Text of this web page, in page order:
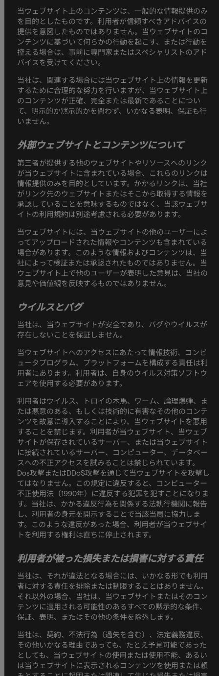
当ウェブサイト上のコンテンツは、一般的な情報提供のみ
を目的としたものです。利用者が信頼すべきアドバイスの
提供を意図したものではありません。当ウェブサイトのコ
ンテンツに基づいて何らかの行動を起こす、または行動を
控える場合は、事前に専門家またはスペシャリストのアド
バイスを受けてください。
当社は、関連する場合には当ウェブサイト上の情報を更新
するために合理的な努力を行いますが、当ウェブサイト上
のコンテンツが正確、完全または最新であることについ
て、明示的か黙示的かを問わず、いかなる表明、保証も行
いません。
外部ウェブサイトとコンテンツについて
第三者が提供する他のウェブサイトやリソースへのリンク
が当ウェブサイトに含まれている場合、これらのリンクは
情報提供のみを目的としています。かかるリンクは、当社
がリンク先のウェブサイトまたはそこから取得する情報を
承認していることを意味するものではなく、当該ウェブサ
イトの利用規約は別途考慮される必要があります。
当ウェブサイトには、当ウェブサイトの他のユーザーによ
ってアップロードされた情報やコンテンツも含まれている
場合があります。このような情報およびコンテンツは、当
社によって検証または承認されたものではありません。当
ウェブサイト上で他のユーザーが表明した意見は、当社の
意見や価値観を反映するものではありません。
ウイルスとバグ
当社は、当ウェブサイトが安全であり、バグやウイルスが
存在しないことを保証しません。
当ウェブサイトへのアクセスにあたって情報技術、コンピ
ュータプログラム、プラットフォームを構成する責任は利
用者にあります。利用者は、自身のウイルス対策ソフトウ
ェアを使用する必要があります。
利用者はウイルス、トロイの木馬、ワーム、論理爆弾、ま
たは悪意のある、もしくは技術的に有害なその他のコンテ
ンツを故意に導入することにより、当ウェブサイトを悪用
することを禁じます。利用者が当ウェブサイト、当ウェブ
サイトが保存されているサーバー、または当ウェブサイト
に接続されているサーバー、コンピューター、データベー
スへの不正アクセスを試みることは禁じられています。
Dos攻撃またはDDoS攻撃を通じて当ウェブサイトを攻撃し
てはなりません。この規定に違反すると、コンピューター
不正使用法（1990年）に違反する犯罪を犯すことになりま
す。当社は、かかる違反行為を関係する法執行機関に報告
し、利用者の身元を開示することで当該当局に協力しま
す。このような違反があった場合、利用者が当ウェブサイ
トを利用する権利は直ちに停止されます。
利用者が被った損失または損害に対する責任
当社は、それが違法となる場合には、いかなる形でも利用
者に対する責任を排除または制限することはありません。
それ以外の場合、当社は、当ウェブサイトまたはそのコン
テンツに適用される可能性のあるすべての黙示的な条件、
保証、表明、またはその他の条件を除外します。
当社は、契約、不法行為（過失を含む）、法定義務違反、
その他いかなる理由であっても、たとえ予見可能であった
としても、当ウェブサイトの使用または使用不能、あるい
は当ウェブサイトに表示されるコンテンツを使用または頼